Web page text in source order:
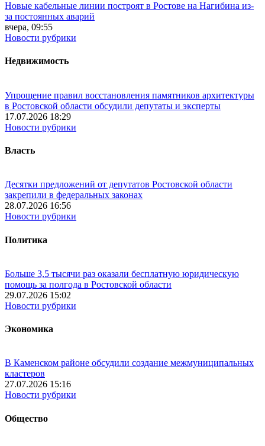
Новые кабельные линии построят в Ростове на Нагибина из-
за постоянных аварий
вчера, 09:55
Новости рубрики
Недвижимость
Упрощение правил восстановления памятников архитектуры
в Ростовской области обсудили депутаты и эксперты
17.07.2026 18:29
Новости рубрики
Власть
Десятки предложений от депутатов Ростовской области
закрепили в федеральных законах
28.07.2026 16:56
Новости рубрики
Политика
Больше 3,5 тысячи раз оказали бесплатную юридическую
помощь за полгода в Ростовской области
29.07.2026 15:02
Новости рубрики
Экономика
В Каменском районе обсудили создание межмуниципальных
кластеров
27.07.2026 15:16
Новости рубрики
Общество